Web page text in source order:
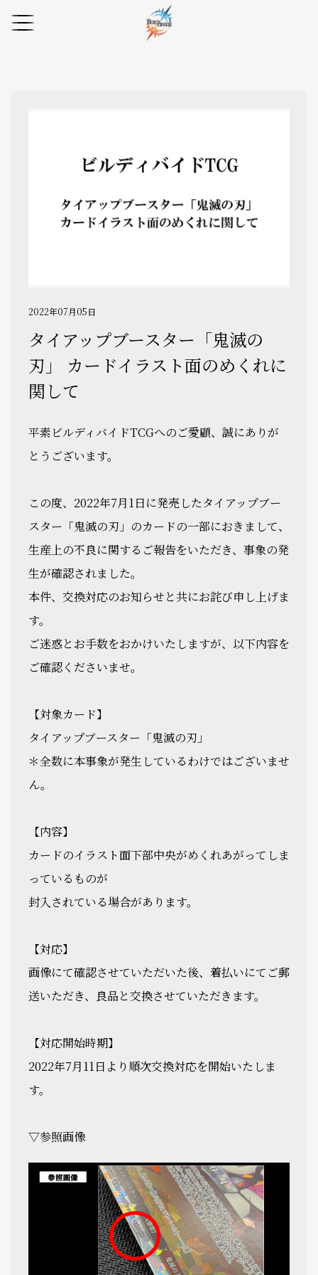
2022年07月05日
タイアップブースター「鬼滅の
刃」 カードイラスト面のめくれに
関して
平素ビルディバイドTCGへのご愛顧、誠にありが
とうございます。
この度、2022年7月1日に発売したタイアップブー
スター「鬼滅の刃」のカードの一部におきまして、
生産上の不良に関するご報告をいただき、事象の発
生が確認されました。
本件、交換対応のお知らせと共にお詫び申し上げま
す。
ご迷惑とお手数をおかけいたしますが、以下内容を
ご確認くださいませ。
【対象カード】
タイアップブースター「鬼滅の刃」
＊全数に本事象が発生しているわけではございませ
ん。
【内容】
カードのイラスト面下部中央がめくれあがってしま
っているものが
封入されている場合があります。
【対応】
画像にて確認させていただいた後、着払いにてご郵
送いただき、良品と交換させていただきます。
【対応開始時期】
2022年7月11日より順次交換対応を開始いたしま
す。
▽参照画像